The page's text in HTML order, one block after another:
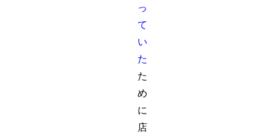
っ
て
い
た
た
め
に
店